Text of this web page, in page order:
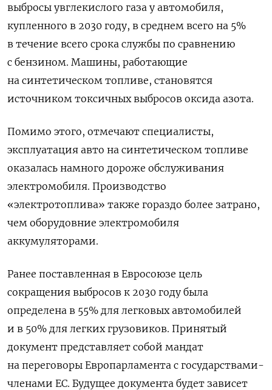
выбросы увглекислого газа у автомобиля,
купленного в 2030 году, в среднем всего на 5%
в течение всего срока службы по сравнению
с бензином. Машины, работающие
на синтетическом топливе, становятся
источником токсичных выбросов оксида азота.
Помимо этого, отмечают специалисты,
эксплуатация авто на синтетическом топливе
оказалась намного дороже обслуживания
электромобиля. Производство
«электротоплива» также гораздо более затрано,
чем оборудовние электромобиля
аккумуляторами.
Ранее поставленная в Евросоюзе цель
сокращения выбросов к 2030 году была
определена в 55% для легковых автомобилей
и в 50% для легких грузовиков. Принятый
документ представляет собой мандат
на переговоры Европарламента с государствами-
членами ЕС. Будущее документа будет зависет